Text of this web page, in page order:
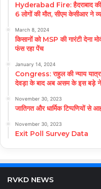
Hyderabad Fire: हैदराबाद
6 लोगों की मौत, सीएम केसीआर ने
March 8, 2024
किसानों को MSP की गारंटी देना
फंस रहा पेंच
January 14, 2024
Congress: राहुल की न्याय
देवड़ा के बाद अब असम के इस बड़े
November 30, 2023
जातिगत और धार्मिक टिप्पणियों से
November 30, 2023
Exit Poll Survey Data
RVKD NEWS